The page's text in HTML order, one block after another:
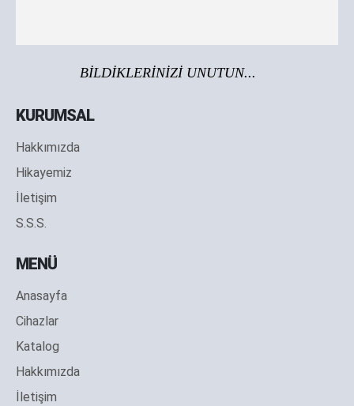
BİLDİKLERİNİZİ UNUTUN...
KURUMSAL
Hakkımızda
Hikayemiz
İletişim
S.S.S.
MENÜ
Anasayfa
Cihazlar
Katalog
Hakkımızda
İletişim